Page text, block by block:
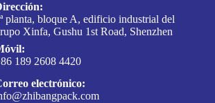
planta, bloque A, edificio industrial del
Xinfa, Gushu 1st Road, Shenzhen
189 2608 4420
electrónico: